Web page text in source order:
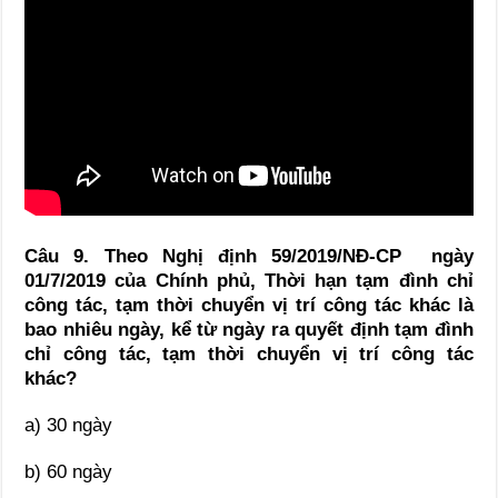
Câu 9. Theo Nghị định 59/2019/NĐ-CP ngày
01/7/2019 của Chính phủ, Thời hạn tạm đình chỉ
công tác, tạm thời chuyển vị trí công tác khác là
bao nhiêungày, kể từ ngày ra quyết định tạm đình
chỉ công tác, tạm thời chuyển vị trí công tác
khác?
a) 30 ngày
b) 60 ngày